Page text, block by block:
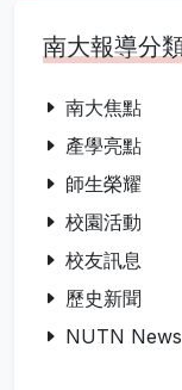
南大報導分
南大焦點
產學亮點
師生榮耀
校園活動
校友訊息
歷史新聞
NUTN News